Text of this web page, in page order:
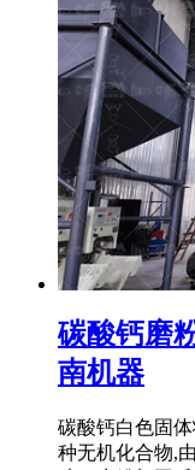
碳酸钙磨
南机器
碳酸钙白色固
种无机化合物,